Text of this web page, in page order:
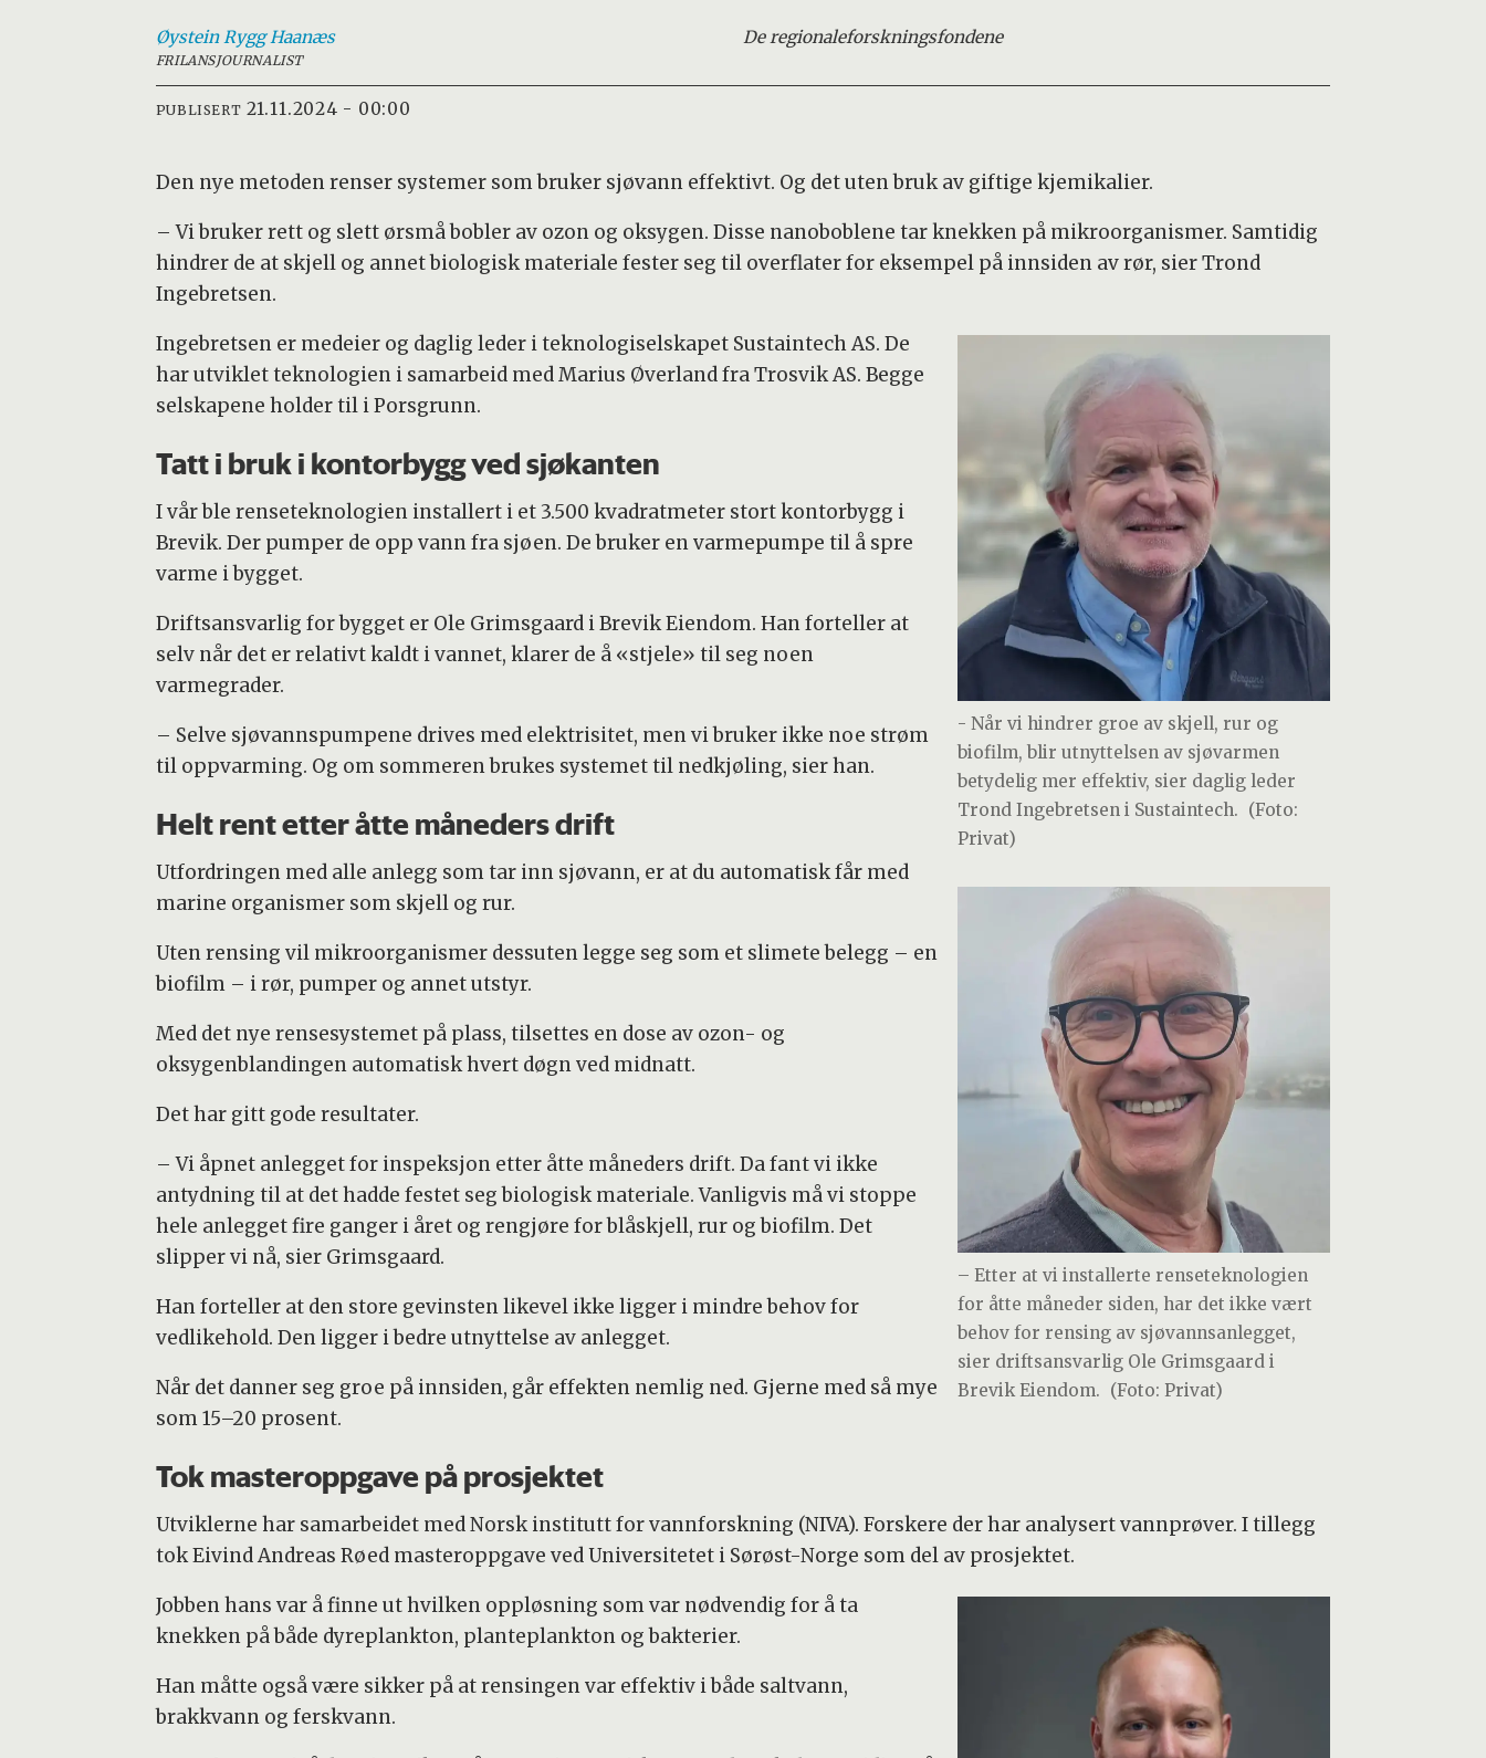
Øystein Rygg Haanæs
FRILANSJOURNALIST
De regionaleforskningsfondene
PUBLISERT 21.11.2024 - 00:00
Den nye metoden renser systemer som bruker sjøvann effektivt. Og det uten bruk av giftige kjemikalier.
– Vi bruker rett og slett ørsmå bobler av ozon og oksygen. Disse nanoboblene tar knekken på mikroorganismer. Samtidig
hindrer de at skjell og annet biologisk materiale fester seg til overflater for eksempel på innsiden av rør, sier Trond
Ingebretsen.
- Når vi hindrer groe av skjell, rur og
biofilm, blir utnyttelsen av sjøvarmen
betydelig mer effektiv, sier daglig leder
Trond Ingebretsen i Sustaintech. (Foto:
Privat)
Ingebretsen er medeier og daglig leder i teknologiselskapet Sustaintech AS. De
har utviklet teknologien i samarbeid med Marius Øverland fra Trosvik AS. Begge
selskapene holder til i Porsgrunn.
Tatt i bruk i kontorbygg ved sjøkanten
I vår ble renseteknologien installert i et 3.500 kvadratmeter stort kontorbygg i
Brevik. Der pumper de opp vann fra sjøen. De bruker en varmepumpe til å spre
varme i bygget.
Driftsansvarlig for bygget er Ole Grimsgaard i Brevik Eiendom. Han forteller at
selv når det er relativt kaldt i vannet, klarer de å «stjele» til seg noen
varmegrader.
– Etter at vi installerte renseteknologien
for åtte måneder siden, har det ikke vært
behov for rensing av sjøvannsanlegget,
sier driftsansvarlig Ole Grimsgaard i
Brevik Eiendom. (Foto: Privat)
– Selve sjøvannspumpene drives med elektrisitet, men vi bruker ikke noe strøm
til oppvarming. Og om sommeren brukes systemet til nedkjøling, sier han.
Helt rent etter åtte måneders drift
Utfordringen med alle anlegg som tar inn sjøvann, er at du automatisk får med
marine organismer som skjell og rur.
Uten rensing vil mikroorganismer dessuten legge seg som et slimete belegg – en
biofilm – i rør, pumper og annet utstyr.
Med det nye rensesystemet på plass, tilsettes en dose av ozon- og
oksygenblandingen automatisk hvert døgn ved midnatt.
Det har gitt gode resultater.
– Vi åpnet anlegget for inspeksjon etter åtte måneders drift. Da fant vi ikke
antydning til at det hadde festet seg biologisk materiale. Vanligvis må vi stoppe
hele anlegget fire ganger i året og rengjøre for blåskjell, rur og biofilm. Det
slipper vi nå, sier Grimsgaard.
Han forteller at den store gevinsten likevel ikke ligger i mindre behov for
vedlikehold. Den ligger i bedre utnyttelse av anlegget.
Når det danner seg groe på innsiden, går effekten nemlig ned. Gjerne med så mye
som 15–20 prosent.
Tok masteroppgave på prosjektet
Utviklerne har samarbeidet med Norsk institutt for vannforskning (NIVA). Forskere der har analysert vannprøver. I tillegg
tok Eivind Andreas Røed masteroppgave ved Universitetet i Sørøst-Norge som del av prosjektet.
Jobben hans var å finne ut hvilken oppløsning som var nødvendig for å ta
knekken på både dyreplankton, planteplankton og bakterier.
Han måtte også være sikker på at rensingen var effektiv i både saltvann,
brakkvann og ferskvann.